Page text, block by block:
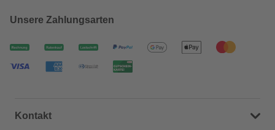
Unsere Zahlungsarten
Kontakt